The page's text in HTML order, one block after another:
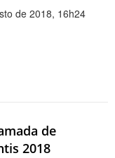
de 2018, 16h24
de
2018